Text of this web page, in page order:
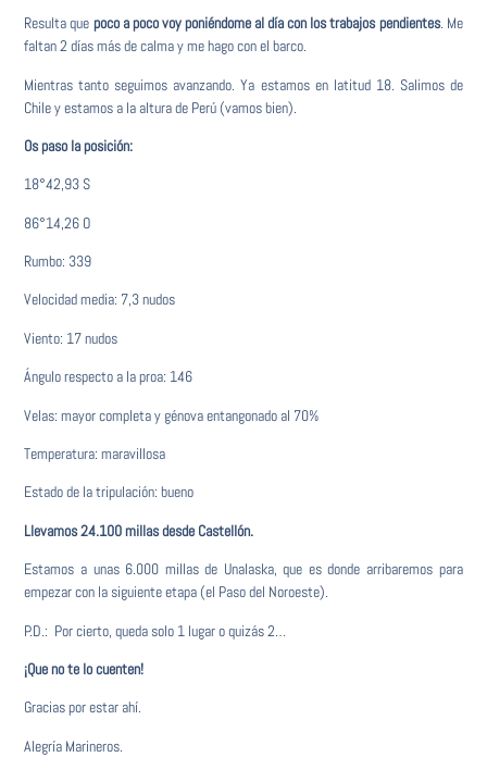
Resulta que poco a poco voy poniéndome al día con los trabajos pendientes. Me
faltan 2 días más de calma y me hago con el barco.
Mientras tanto seguimos avanzando. Ya estamos en latitud 18. Salimos de
Chile y estamos a la altura de Perú (vamos bien).
Os paso la posición:
18°42,93 S
86°14,26 O
Rumbo: 339
Velocidad media: 7,3 nudos
Viento: 17 nudos
Ángulo respecto a la proa: 146
Velas: mayor completa y génova entangonado al 70%
Temperatura: maravillosa
Estado de la tripulación: bueno
Llevamos 24.100 millas desde Castellón.
Estamos a unas 6.000 millas de Unalaska, que es donde arribaremos para
empezar con la siguiente etapa (el Paso del Noroeste).
P.D.: Por cierto, queda solo 1 lugar o quizás 2…
¡Que no te lo cuenten!
Gracias por estar ahí.
Alegría Marineros.